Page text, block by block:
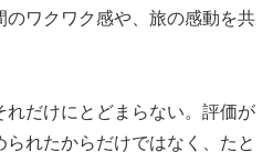
のワクワク感や、旅の感動を共
れだけにとどまらない。評価が
れたからだけではなく、たと